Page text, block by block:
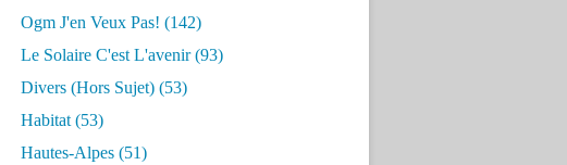
Ogm J'en Veux Pas! (142)
Le Solaire C'est L'avenir(93)
Divers (hors Sujet) (53)
Habitat (53)
Hautes-Alpes (51)